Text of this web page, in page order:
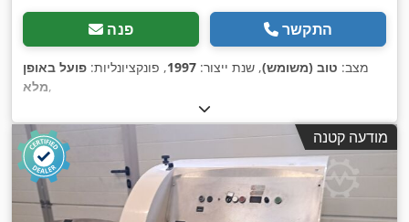
פנה התקשר
מצב: טוב (משומש), שנת ייצור: 1997, פונקציונליות: פועל באופן
מלא,
מודעה קטנה